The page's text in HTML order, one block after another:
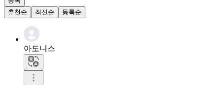
추천순
최신순 등록순
아도니스